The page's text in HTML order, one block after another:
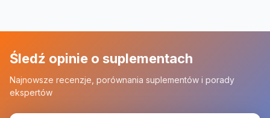
Śledź opinie o suplementach
Najnowsze recenzje, porównania suplementów i porady
ekspertów